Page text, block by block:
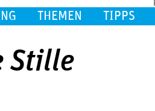
THEMEN TIPPS
Stille